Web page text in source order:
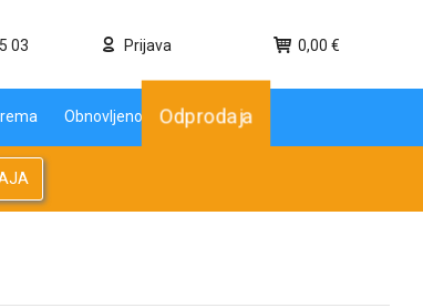
03 Prijava 0,00 €
Obnovljeno Odprodaja